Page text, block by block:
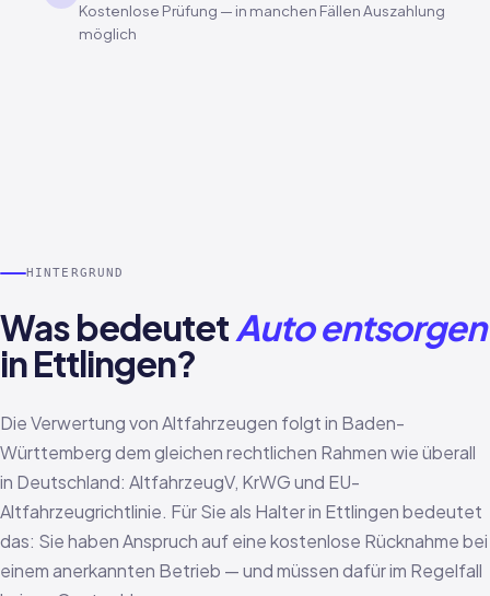
Kostenlose Prüfung — in manchen Fällen Auszahlung
möglich
HINTERGRUND
Was bedeutetAuto entsorgen
in Ettlingen?
Die Verwertung von Altfahrzeugen folgt in Baden-
Württemberg dem gleichen rechtlichen Rahmen wie überall
in Deutschland: AltfahrzeugV, KrWG und EU-
Altfahrzeugrichtlinie. Für Sie als Halter in Ettlingen bedeutet
das: Sie haben Anspruch auf eine kostenlose Rücknahme bei
einem anerkannten Betrieb — und müssen dafür im Regelfall